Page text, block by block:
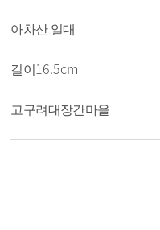
아차산 일대
길이 16.5cm
고구려대장간마을